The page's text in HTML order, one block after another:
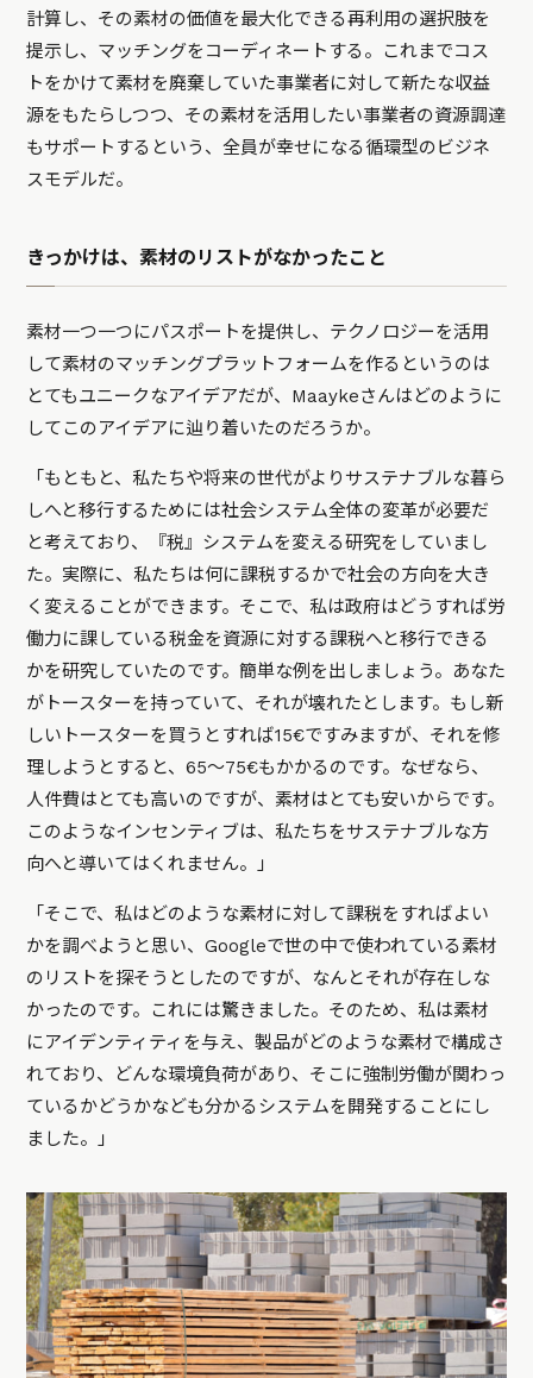
計算し、その素材の価値を最大化できる再利用の選択肢を
提示し、マッチングをコーディネートする。これまでコス
トをかけて素材を廃棄していた事業者に対して新たな収益
源をもたらしつつ、その素材を活用したい事業者の資源調達
もサポートするという、全員が幸せになる循環型のビジネ
スモデルだ。
きっかけは、素材のリストがなかったこと
素材一つ一つにパスポートを提供し、テクノロジーを活用
して素材のマッチングプラットフォームを作るというのは
とてもユニークなアイデアだが、Maaykeさんはどのように
してこのアイデアに辿り着いたのだろうか。
「もともと、私たちや将来の世代がよりサステナブルな暮ら
しへと移行するためには社会システム全体の変革が必要だ
と考えており、『税』システムを変える研究をしていまし
た。実際に、私たちは何に課税するかで社会の方向を大き
く変えることができます。そこで、私は政府はどうすれば労
働力に課している税金を資源に対する課税へと移行できる
かを研究していたのです。簡単な例を出しましょう。あなた
がトースターを持っていて、それが壊れたとします。もし新
しいトースターを買うとすれば15€ですみますが、それを修
理しようとすると、65～75€もかかるのです。なぜなら、
人件費はとても高いのですが、素材はとても安いからです。
このようなインセンティブは、私たちをサステナブルな方
向へと導いてはくれません。」
「そこで、私はどのような素材に対して課税をすればよい
かを調べようと思い、Googleで世の中で使われている素材
のリストを探そうとしたのですが、なんとそれが存在しな
かったのです。これには驚きました。そのため、私は素材
にアイデンティティを与え、製品がどのような素材で構成さ
れており、どんな環境負荷があり、そこに強制労働が関わっ
ているかどうかなども分かるシステムを開発することにし
ました。」